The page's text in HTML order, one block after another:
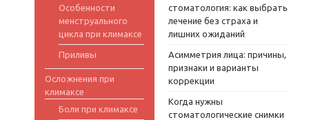
Особенности
менструального
цикла при климаксе
Приливы
Осложнения при
климаксе
Боли при климаксе
стоматология: как выбрать
лечение без страха и
лишних ожиданий
Асимметрия лица: причины,
признаки и варианты
коррекции
Когда нужны
стоматологические снимки